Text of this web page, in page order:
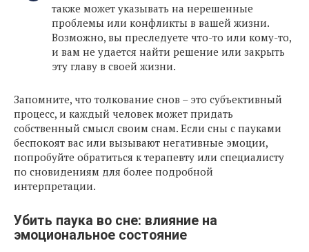
также может указывать на нерешенные
проблемы или конфликты в вашей жизни.
Возможно, вы преследуете что-то или кому-то,
и вам не удается найти решение или закрыть
эту главу в своей жизни.
Запомните, что толкование снов – это субъективный
процесс, и каждый человек может придать
собственный смысл своим снам. Если сны с пауками
беспокоят вас или вызывают негативные эмоции,
попробуйте обратиться к терапевту или специалисту
по сновидениям для более подробной
интерпретации.
Убить паука во сне: влияние на
эмоциональное состояние